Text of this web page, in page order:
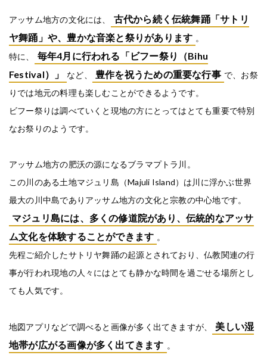
アッサム地方の文化には、
古代から続く伝統舞踊「サトリ
ヤ舞踊」や、豊かな音楽と祭りがあります 。
特に、
毎年4月に行われる「ビフー祭り（Bihu
Festival）」
など、 豊作を祝うための重要な行事 で、お祭
りでは地元の料理も楽しむことができるようです。
ビフー祭りは調べていくと現地の方にとってはとても重要で特別
なお祭りのようです。
アッサム地方の肥沃の源になるブラマプトラ川。
この川のある土地マジュリ島（Majuli Island）は川に浮かぶ世界
最大の川中島でありアッサム地方の文化と宗教の中心地です。
マジュリ島には、多くの修道院があり、伝統的なアッサ
ム文化を体験することができます 。
先程ご紹介したサトリヤ舞踊の起源とされており、仏教関連の行
事が行われ現地の人々にはとても静かな時間を過ごせる場所とし
ても人気です。
地図アプリなどで調べると画像が多く出てきますが、
美しい湿
地帯が広がる画像が多く出てきます 。